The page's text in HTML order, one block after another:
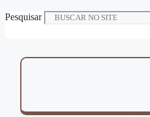
Pesquisar